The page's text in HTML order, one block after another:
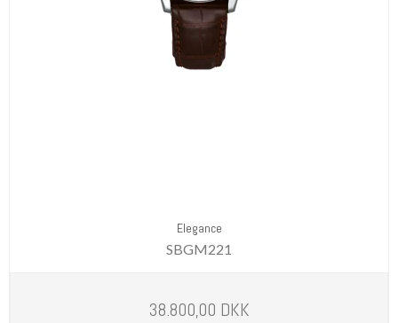
Elegance
SBGM221
38.800,00 DKK